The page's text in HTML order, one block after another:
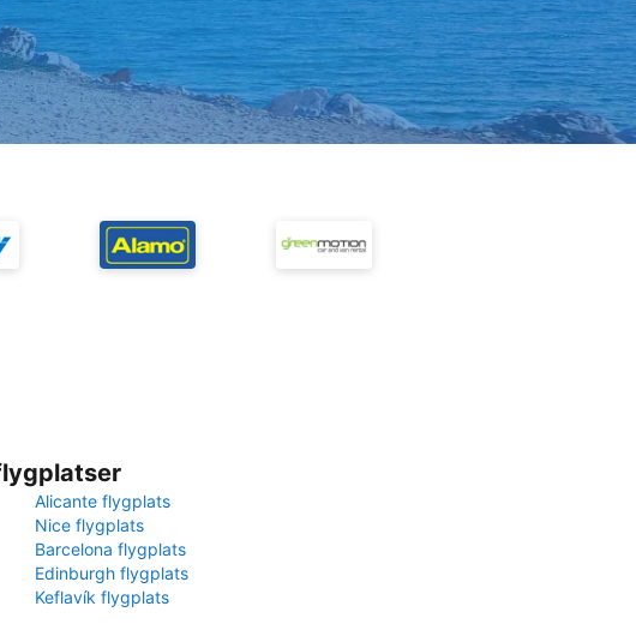
Alicante flygplats
Nice flygplats
Barcelona flygplats
Edinburgh flygplats
Keflavík flygplats